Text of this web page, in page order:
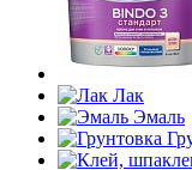
Лак
Эмаль